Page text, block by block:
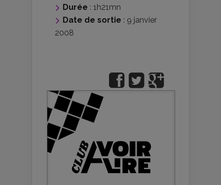
Durée : 1h21mn
Date de sortie : 9 janvier
2008